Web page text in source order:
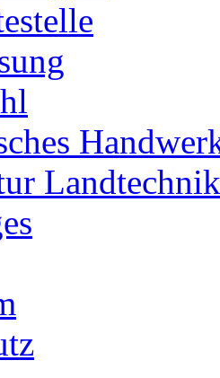
Landtechnik